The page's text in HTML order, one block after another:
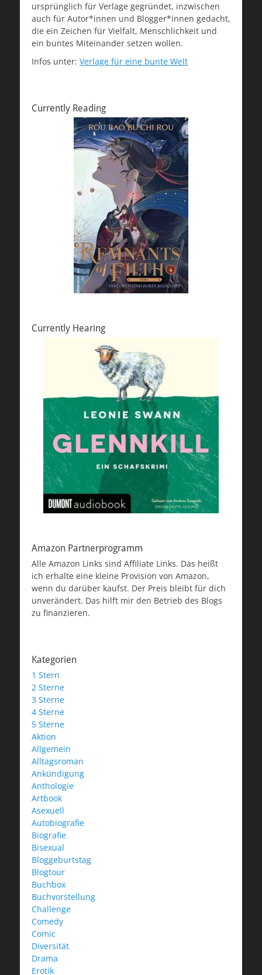
ursprünglich für Verlage gegründet, inzwischen
auch für Autor*innen und Blogger*innen gedacht,
die ein Zeichen für Vielfalt, Menschlichkeit und
ein buntes Miteinander setzen wollen.
Infos unter: Verlage für eine bunte Welt
Currently Reading
Currently Hearing
Amazon Partnerprogramm
Alle Amazon Links sind Affiliate Links. Das heißt
ich erhalte eine kleine Provision von Amazon,
wenn du darüber kaufst. Der Preis bleibt für dich
unverändert. Das hilft mir den Betrieb des Blogs
zu finanzieren.
Kategorien
1 Stern
2 Sterne
3 Sterne
4 Sterne
5 Sterne
Aktion
Allgemein
Alltagsroman
Ankündigung
Anthologie
Artbook
Asexuell
Autobiografie
Biografie
Bisexual
Bloggeburtstag
Blogtour
Buchbox
Buchvorstellung
Challenge
Comedy
Comic
Diversität
Drama
Erotik